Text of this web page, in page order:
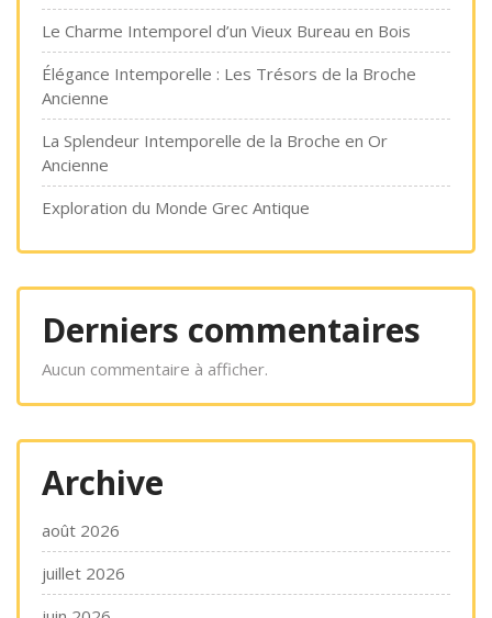
Le Charme Intemporel d’un Vieux Bureau en Bois
Élégance Intemporelle : Les Trésors de la Broche
Ancienne
La Splendeur Intemporelle de la Broche en Or
Ancienne
Exploration du Monde Grec Antique
Derniers commentaires
Aucun commentaire à afficher.
Archive
août 2026
juillet 2026